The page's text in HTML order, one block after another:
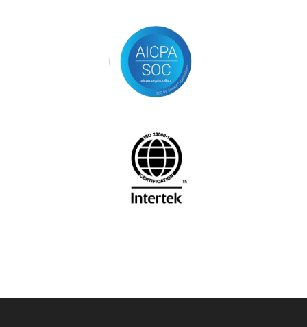
Acelere a transformação digital e reduza os
ADAudit Plus simplifica a auditoria de
arquivos no Crunch